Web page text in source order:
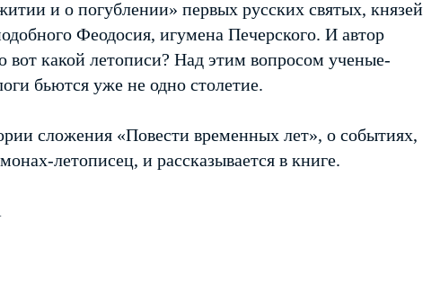
и о погублении» первых русских святых, князей
Феодосия, игумена Печерского. И автор
какой летописи? Над этим вопросом ученые-
бьются уже не одно столетие.
сложения «Повести временных лет», о событиях,
летописец, и рассказывается в книге.